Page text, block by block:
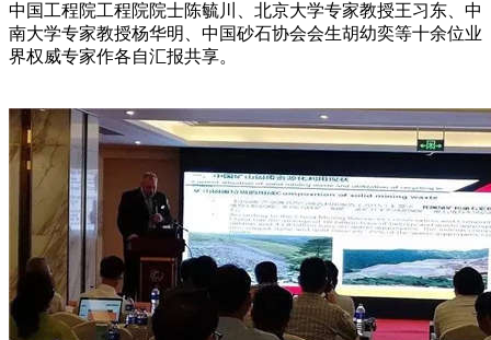
中国工程院工程院院士陈毓川、北京大学专家教授王习东、中
南大学专家教授杨华明、中国砂石协会会生胡幼奕等十余位业
界权威专家作各自汇报共享。